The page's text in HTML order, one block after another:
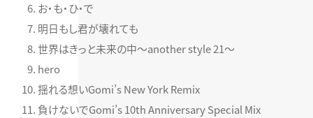
お・も・ひ・で
明日もし君が壊れても
世界はきっと未来の中～another style 21～
hero
揺れる想いGomi’s New York Remix
負けないでGomi’s 10th Anniversary Special Mix